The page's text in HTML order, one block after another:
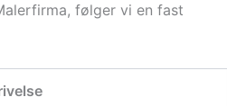
følger vi en fast